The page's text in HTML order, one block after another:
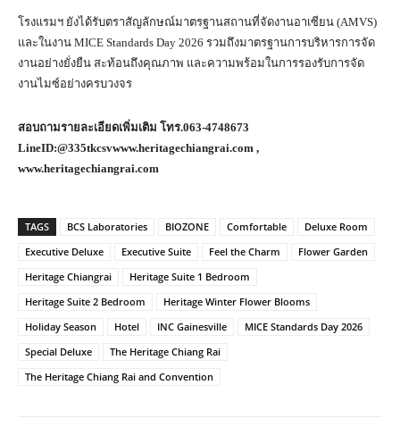
โรงแรมฯ ยังได้รับตราสัญลักษณ์มาตรฐานสถานที่จัดงานอาเซียน (AMVS)
และในงาน MICE Standards Day 2026 รวมถึงมาตรฐานการบริหารการจัด
งานอย่างยั่งยืน สะท้อนถึงคุณภาพ และความพร้อมในการรองรับการจัด
งานไมซ์อย่างครบวงจร
สอบถามรายละเอียดเพิ่มเติม โทร.063-4748673
LineID:@335tkcsvwww.heritagechiangrai.com ,
www.heritagechiangrai.com
TAGS BCS Laboratories BIOZONE Comfortable
Deluxe Room
Executive Deluxe
Executive Suite Feel the Charm
Flower Garden
Heritage Chiangrai
Heritage Suite 1 Bedroom
Heritage Suite 2 Bedroom
Heritage Winter Flower Blooms
Holiday Season
Hotel INC Gainesville
MICE Standards Day 2026
Special Deluxe
The Heritage Chiang Rai
The Heritage Chiang Rai and Convention